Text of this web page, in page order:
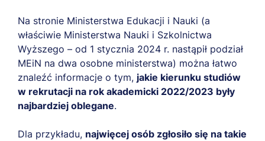
Na stronie Ministerstwa Edukacji i Nauki (a
właściwie Ministerstwa Nauki i Szkolnictwa
Wyższego – od 1 stycznia 2024 r. nastąpił podział
MEiN na dwa osobne ministerstwa) można łatwo
znaleźć informacje o tym, jakie kierunku studiów
w rekrutacji na rok akademicki 2022/2023 były
najbardziej oblegane.
Dla przykładu, najwięcej osób zgłosiło się na takie